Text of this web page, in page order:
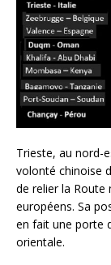
Trieste, au nord-
volonté chinoise
de relier la
européens. Sa
en fait une porte
orientale.